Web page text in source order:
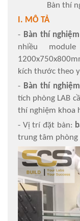
Bàn thí
I. MÔ TẢ
- Bàn thí
nhiều
kích thước theo
- Bàn thí
tích phòng LAB
thí nghiệm khoa
- Vị trí đặt bàn:
trung tâm phòng